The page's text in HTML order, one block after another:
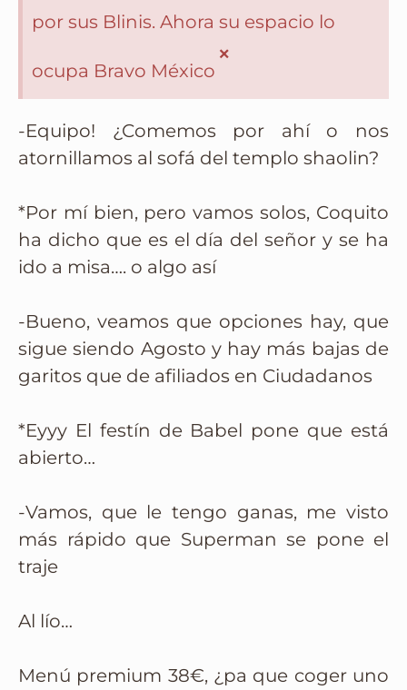
por sus Blinis. Ahora su espacio lo
ocupa Bravo México
×
-Equipo! ¿Comemos por ahí o nos
atornillamos al sofá del templo shaolin?
*Por mí bien, pero vamos solos, Coquito
ha dicho que es el día del señor y se ha
ido a misa…. o algo así
-Bueno, veamos que opciones hay, que
sigue siendo Agosto y hay más bajas de
garitos que de afiliados en Ciudadanos
*Eyyy El festín de Babel pone que está
abierto…
-Vamos, que le tengo ganas, me visto
más rápido que Superman se pone el
traje
Al lío…
Menú premium 38€, ¿pa que coger uno